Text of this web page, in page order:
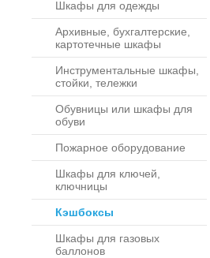
Шкафы для одежды
Архивные, бухгалтерские,
картотечные шкафы
Инструментальные шкафы,
стойки, тележки
Обувницы или шкафы для
обуви
Пожарное оборудование
Шкафы для ключей,
ключницы
Кэшбоксы
Шкафы для газовых
баллонов